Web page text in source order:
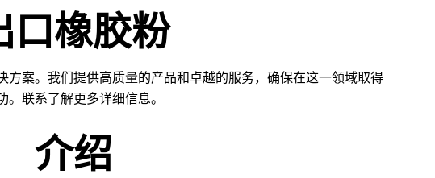
口橡胶粉
方案。我们提供高质量的产品和卓越的服务，确保在这一领域取得
。联系了解更多详细信息。
介绍